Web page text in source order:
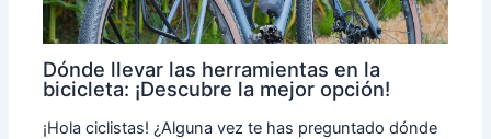
Dónde llevar las herramientas en la
bicicleta: ¡Descubre la mejor opción!
¡Hola ciclistas! ¿Alguna vez te has preguntado dónde